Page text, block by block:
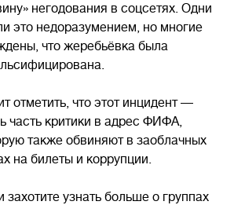
негодования в соцсетях. Одни
это недоразумением, но многие
что жеребьёвка была
отметить, что этот инцидент —
часть критики в адрес ФИФА,
также обвиняют в заоблачных
на билеты и коррупции.
захотите узнать больше о группах